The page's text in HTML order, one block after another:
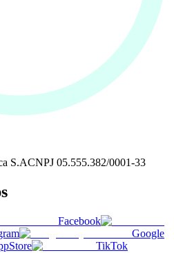
S.ACNPJ 05.555.382/0001-33
Facebook
Google
TikTok